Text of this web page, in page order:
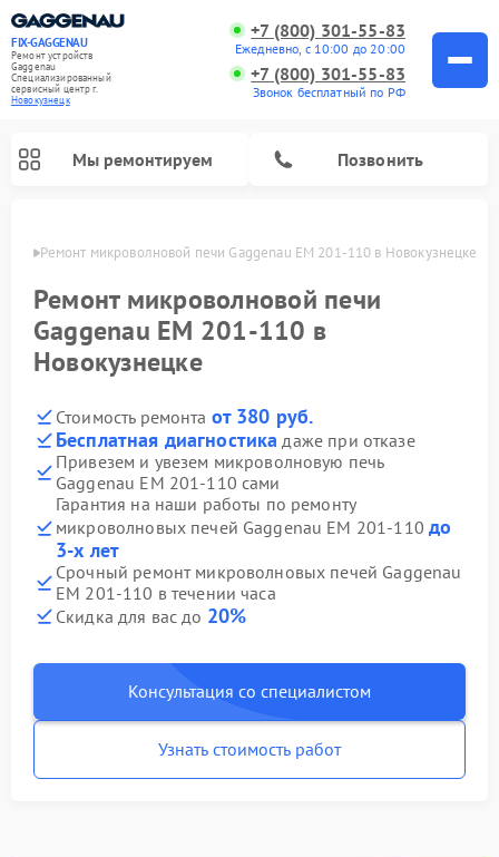
FIX-GAGGENAU
Ремонт устройств
Gaggenau
Специализированный
cервисный центр г.
Новокузнецк
+7 (800) 301-55-83
Ежедневно, с 10:00 до 20:00
+7 (800) 301-55-83
Звонок бесплатный по РФ
Мы ремонтируем Позвонить
Ремонт микроволновой печи Gaggenau EM 201-110 в Новокузнецке
Ремонт микроволновой печи
Gaggenau EM 201-110 в
Новокузнецке
Стоимость ремонта от 380 руб.
Бесплатная диагностика даже при отказе
Привезем и увезем микроволновую печь
Gaggenau EM 201-110 сами
Гарантия на наши работы по ремонту
микроволновых печей Gaggenau EM 201-110 до
3-х лет
Срочный ремонт микроволновых печей Gaggenau
EM 201-110 в течении часа
Скидка для вас до 20%
Консультация со специалистом
Узнать стоимость работ